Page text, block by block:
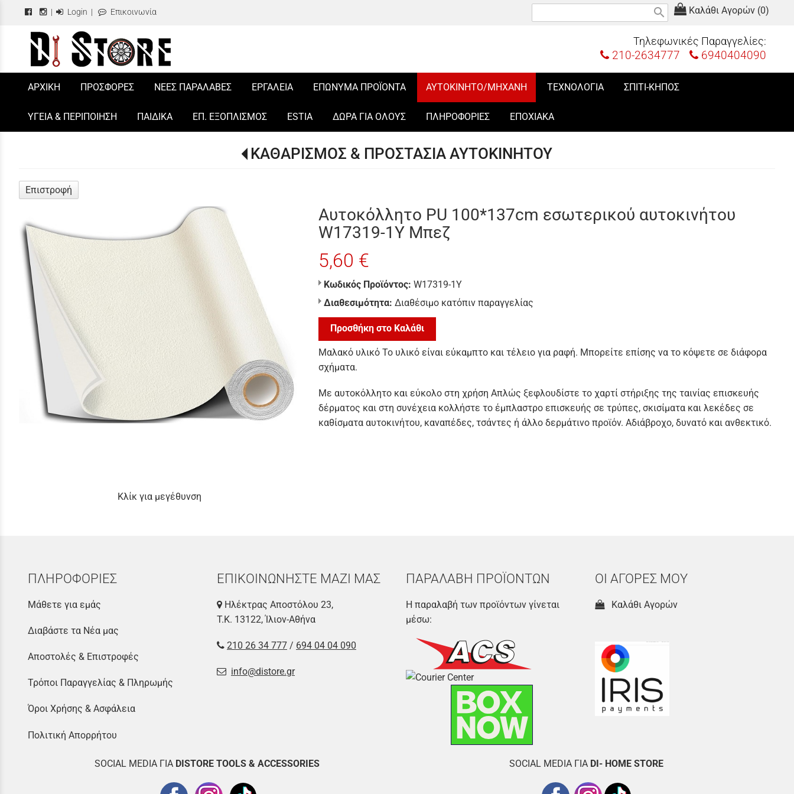
| Login | Επικοινωνία Καλάθι Αγορών (0)
search
Τηλεφωνικές Παραγγελίες:
210-2634777 6940404090
/
ΑΡΧΙΚΗ ΠΡΟΣΦΟΡΕΣ ΝΕΕΣ ΠΑΡΑΛΑΒΕΣ ΕΡΓΑΛΕΙΑ ΕΠΩΝΥΜΑ ΠΡΟΪΟΝΤΑ ΑΥΤΟΚΙΝΗΤΟ/ΜΗΧΑΝΗ ΤΕΧΝΟΛΟΓΙΑ ΣΠΙΤΙ-ΚΗΠΟΣ
ΥΓΕΙΑ & ΠΕΡΙΠΟΙΗΣΗ ΠΑΙΔΙΚΑ ΕΠ. ΕΞΟΠΛΙΣΜΟΣ ESTIA ΔΩΡΑ ΓΙΑ ΟΛΟΥΣ ΠΛΗΡΟΦΟΡΙΕΣ ΕΠΟΧΙΑΚΑ
ΚΑΘΑΡΙΣΜΟΣ & ΠΡΟΣΤΑΣΙΑ ΑΥΤΟΚΙΝΗΤΟΥ
Επιστροφή
Κλίκ για μεγέθυνση
Αυτοκόλλητο PU 100*137cm εσωτερικού αυτοκινήτου
W17319-1Y Μπεζ
5,60 €
Κωδικός Προϊόντος: W17319-1Y
Διαθεσιμότητα: Διαθέσιμο κατόπιν παραγγελίας
Προσθήκη στο Καλάθι
Μαλακό υλικό Το υλικό είναι εύκαμπτο και τέλειο για ραφή. Μπορείτε επίσης να το κόψετε σε διάφορα
σχήματα.
Με αυτοκόλλητο και εύκολο στη χρήση Απλώς ξεφλουδίστε το χαρτί στήριξης της ταινίας επισκευής
δέρματος και στη συνέχεια κολλήστε το έμπλαστρο επισκευής σε τρύπες, σκισίματα και λεκέδες σε
καθίσματα αυτοκινήτου, καναπέδες, τσάντες ή άλλο δερμάτινο προϊόν. Αδιάβροχο, δυνατό και ανθεκτικό.
ΠΛΗΡΟΦΟΡΙΕΣ
Μάθετε για εμάς
Διαβάστε τα Νέα μας
Αποστολές & Επιστροφές
Τρόποι Παραγγελίας & Πληρωμής
Όροι Χρήσης & Ασφάλεια
Πολιτική Απορρήτου
ΕΠΙΚΟΙΝΩΝΗΣΤΕ ΜΑΖΙ ΜΑΣ
Ηλέκτρας Αποστόλου 23,
Τ.Κ. 13122, Ίλιον-Αθήνα
210 26 34 777 / 694 04 04 090
info@distore.gr
ΠΑΡΑΛΑΒΗ ΠΡΟΪΟΝΤΩΝ
Η παραλαβή των προϊόντων γίνεται
μέσω:
ΟΙ ΑΓΟΡΕΣ ΜΟΥ
Καλάθι Αγορών
SOCIAL MEDIA ΓΙΑ DISTORE TOOLS & ACCESSORIES SOCIAL MEDIA ΓΙΑ DI- HOME STORE